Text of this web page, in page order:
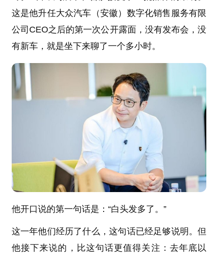
这是他升任大众汽车（安徽）数字化销售服务有限
公司CEO之后的第一次公开露面，没有发布会，没
有新车，就是坐下来聊了一个多小时。
他开口说的第一句话是：“白头发多了。”
这一年他们经历了什么，这句话已经足够说明。但
他接下来说的，比这句话更值得关注：去年底以